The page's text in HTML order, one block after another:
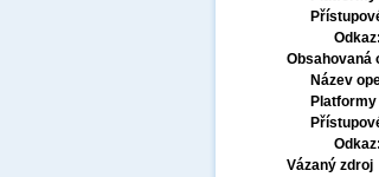
Odkaz:
Obsahovaná
Název
Odkaz:
Vázaný zdroj